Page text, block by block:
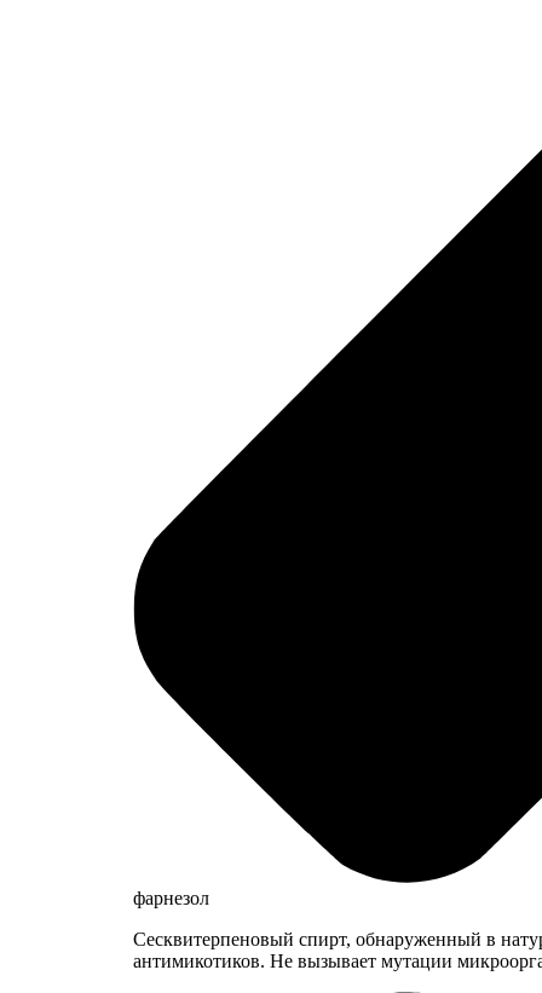
фарнезол
Сесквитерпеновый спирт, обнаруженный в
антимикотиков. Не вызывает мутации